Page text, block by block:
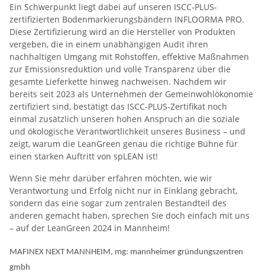
Ein Schwerpunkt liegt dabei auf unseren ISCC-PLUS-
zertifizierten Bodenmarkierungsbändern INFLOORMA PRO.
Diese Zertifizierung wird an die Hersteller von Produkten
vergeben, die in einem unabhängigen Audit ihren
nachhaltigen Umgang mit Rohstoffen, effektive Maßnahmen
zur Emissionsreduktion und volle Transparenz über die
gesamte Lieferkette hinweg nachweisen. Nachdem wir
bereits seit 2023 als Unternehmen der Gemeinwohlökonomie
zertifiziert sind, bestätigt das ISCC-PLUS-Zertifikat noch
einmal zusätzlich unseren hohen Anspruch an die soziale
und ökologische Verantwortlichkeit unseres Business – und
zeigt, warum die LeanGreen genau die richtige Bühne für
einen starken Auftritt von spLEAN ist!
Wenn Sie mehr darüber erfahren möchten, wie wir
Verantwortung und Erfolg nicht nur in Einklang gebracht,
sondern das eine sogar zum zentralen Bestandteil des
anderen gemacht haben, sprechen Sie doch einfach mit uns
– auf der LeanGreen 2024 in Mannheim!
MAFINEX NEXT MANNHEIM, mg: mannheimer gründungszentren
gmbh